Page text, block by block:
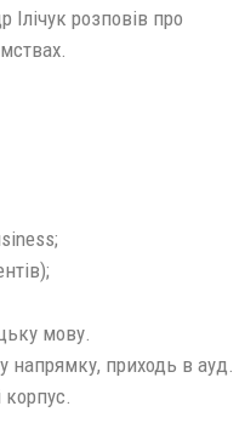
Ілічук розповів про
мову.
напрямку, приходь в ауд.